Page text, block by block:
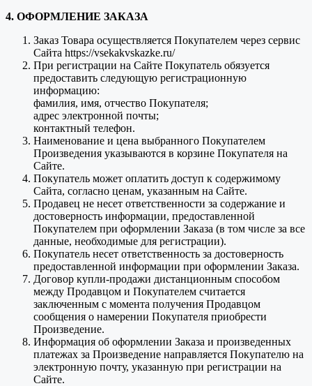
4. ОФОРМЛЕНИЕ ЗАКАЗА
Заказ Товара осуществляется Покупателем через сервис
Сайта https://vsekakvskazke.ru/
При регистрации на Сайте Покупатель обязуется
предоставить следующую регистрационную
информацию:
фамилия, имя, отчество Покупателя;
адрес электронной почты;
контактный телефон.
Наименование и цена выбранного Покупателем
Произведения указываются в корзине Покупателя на
Сайте.
Покупатель может оплатить доступ к содержимому
Сайта, согласно ценам, указанным на Сайте.
Продавец не несет ответственности за содержание и
достоверность информации, предоставленной
Покупателем при оформлении Заказа (в том числе за все
данные, необходимые для регистрации).
Покупатель несет ответственность за достоверность
предоставленной информации при оформлении Заказа.
Договор купли-продажи дистанционным способом
между Продавцом и Покупателем считается
заключенным с момента получения Продавцом
сообщения о намерении Покупателя приобрести
Произведение.
Информация об оформлении Заказа и произведенных
платежах за Произведение направляется Покупателю на
электронную почту, указанную при регистрации на
Сайте.